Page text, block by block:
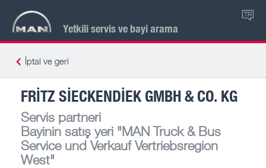
Yetkili servis ve bayi arama
TR
İptal ve geri
FRITZ SIECKENDIEK GMBH & CO. KG
Servis partneri
Bayinin satış yeri "MAN Truck & Bus
Service und Verkauf Vertriebsregion
West"